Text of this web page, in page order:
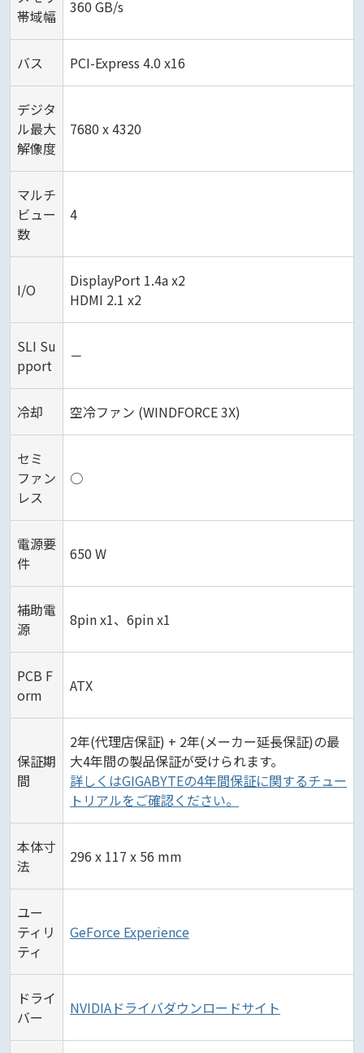
帯域幅
360 GB/s
バス PCI-Express 4.0 x16
デジタ
ル最大
解像度
7680 x 4320
マルチ
ビュー
数
4
I/O
DisplayPort 1.4a x2
HDMI 2.1 x2
SLI Su
pport
－
冷却 空冷ファン (WINDFORCE 3X)
セミ
ファン
レス
○
電源要
件
650 W
補助電
源
8pin x1、6pin x1
PCB F
orm
ATX
保証期
間
2年(代理店保証) + 2年(メーカー延長保証)の最
大4年間の製品保証が受けられます。
詳しくはGIGABYTEの4年間保証に関するチュー
トリアルをご確認ください。
本体寸
法
296 x 117 x 56 mm
ユー
ティリ
ティ
GeForce Experience
ドライ
バー
NVIDIAドライバダウンロードサイト